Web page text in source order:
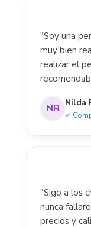
"Soy una
muy bien
realizar el
NR Nilda
✓
"Sigo a los
nunca
precios y